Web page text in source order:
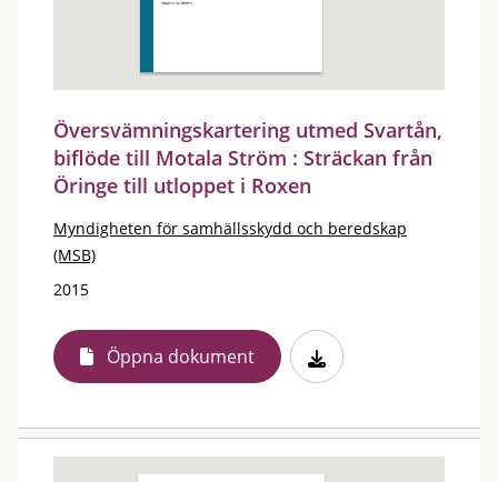
Översvämningskartering utmed Svartån,
biflöde till Motala Ström : Sträckan från
Öringe till utloppet i Roxen
Myndigheten för samhällsskydd och beredskap
(MSB)
2015
Öppna dokument